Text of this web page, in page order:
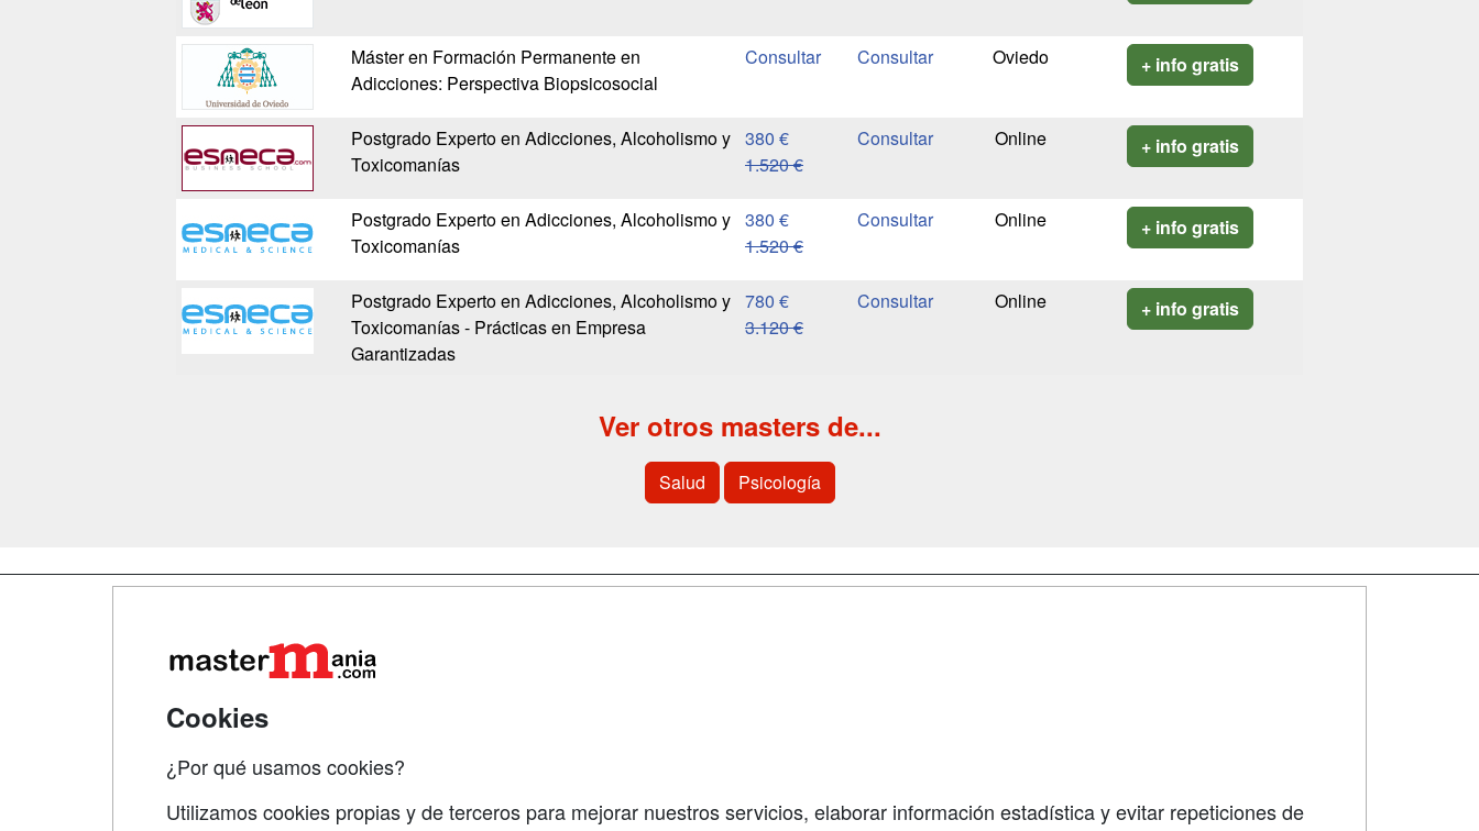
Máster en Formación Permanente en
Adicciones: Perspectiva Biopsicosocial
Oviedo + info gratis
Postgrado Experto en Adicciones, Alcoholismo y
Toxicomanías
380 €
1.520 €
Online + info gratis
Postgrado Experto en Adicciones, Alcoholismo y
Toxicomanías
380 €
1.520 €
Online + info gratis
Postgrado Experto en Adicciones, Alcoholismo y
Toxicomanías - Prácticas en Empresa
Garantizadas
780 €
3.120 €
Online + info gratis
Ver otros masters de...
Salud Psicología
Cookies
¿Por qué usamos cookies?
Utilizamos cookies propias y de terceros para mejorar nuestros servicios, elaborar información estadística y evitar repeticiones de